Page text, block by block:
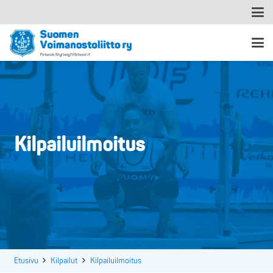
Kilpailuilmoitus
Etusivu Kilpailut Kilpailuilmoitus